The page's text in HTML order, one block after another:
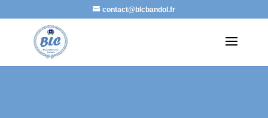
contact@blcbandol.fr